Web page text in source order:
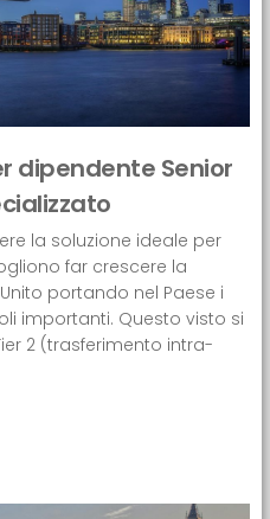
dipendente Senior
la soluzione ideale per
far crescere la
portando nel Paese i
importanti. Questo visto si
2 (trasferimento intra-